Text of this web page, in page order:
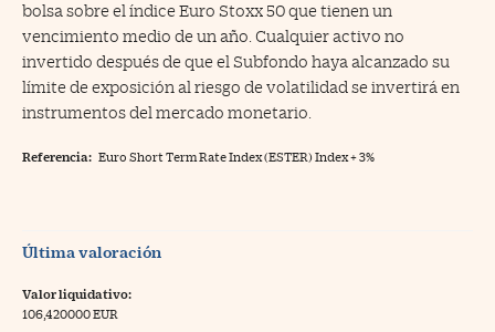
bolsa sobre el índice Euro Stoxx 50 que tienen un
vencimiento medio de un año. Cualquier activo no
invertido después de que el Subfondo haya alcanzado su
límite de exposición al riesgo de volatilidad se invertirá en
instrumentos del mercado monetario.
Referencia: Euro Short Term Rate Index (ESTER) Index + 3%
Última valoración
Valor liquidativo:
106,420000 EUR